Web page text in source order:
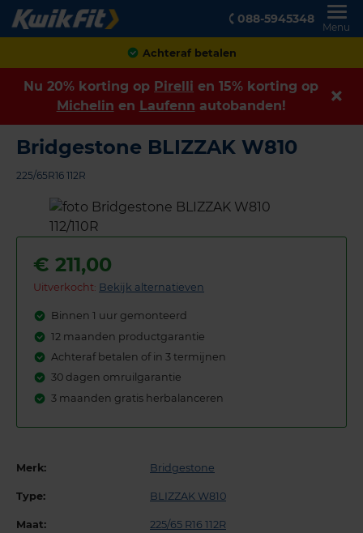
088-5945348
Menu
Achteraf betalen
Nu 20% korting op Pirelli en 15% korting op
Michelin en Laufenn autobanden!
Bridgestone BLIZZAK W810
225/65R16 112R
€ 211,00
Uitverkocht: Bekijk alternatieven
Binnen 1 uur gemonteerd
12 maanden productgarantie
Achteraf betalen of in 3 termijnen
30 dagen omruilgarantie
3 maanden gratis herbalanceren
Merk: Bridgestone
Type: BLIZZAK W810
Maat: 225/65 R16 112R